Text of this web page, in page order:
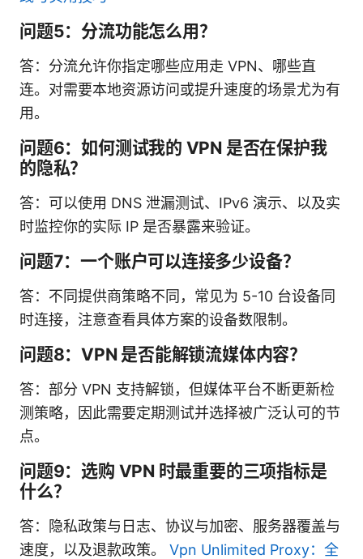
问题5：分流功能怎么用？
答：分流允许你指定哪些应用走 VPN、哪些直
连。对需要本地资源访问或提升速度的场景尤为有
用。
问题6：如何测试我的 VPN 是否在保护我
的隐私？
答：可以使用 DNS 泄漏测试、IPv6 演示、以及实
时监控你的实际 IP 是否暴露来验证。
问题7：一个账户可以连接多少设备？
答：不同提供商策略不同，常见为 5-10 台设备同
时连接，注意查看具体方案的设备数限制。
问题8：VPN 是否能解锁流媒体内容？
答：部分 VPN 支持解锁，但媒体平台不断更新检
测策略，因此需要定期测试并选择被广泛认可的节
点。
问题9：选购 VPN 时最重要的三项指标是
什么？
答：隐私政策与日志、协议与加密、服务器覆盖与
速度，以及退款政策。 Vpn Unlimited Proxy：全